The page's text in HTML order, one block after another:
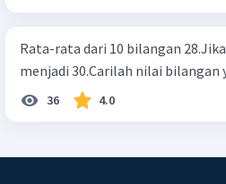
Rata-rata dari 10 bilangan
menjadi 30.Carilah nilai
36 4.0